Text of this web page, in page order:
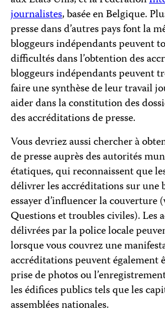
journalistes, basée en Belgique.
presse dans d’autres pays font la
bloggeurs indépendants peuvent
difficultés dans l’obtention des
bloggeurs indépendants peuvent
faire une synthèse de leur travail
aider dans la constitution des
des accréditations de presse.
Vous devriez aussi chercher à
de presse auprès des autorités
étatiques, qui reconnaissent que
délivrer les accréditations sur une
essayer d’influencer la couverture
Questions et troubles civiles). Les
délivrées par la police locale
lorsque vous couvrez une
accréditations peuvent également
prise de photos ou
les édifices publics tels que les
assemblées nationales.